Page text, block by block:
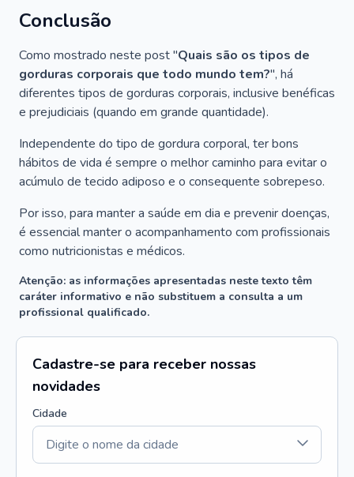
Conclusão
Como mostrado neste post "Quais são os tipos de
gorduras corporais que todo mundo tem?", há
diferentes tipos de gorduras corporais, inclusive benéficas
e prejudiciais (quando em grande quantidade).
Independente do tipo de gordura corporal, ter bons
hábitos de vida é sempre o melhor caminho para evitar o
acúmulo de tecido adiposo e o consequente sobrepeso.
Por isso, para manter a saúde em dia e prevenir doenças,
é essencial manter o acompanhamento com profissionais
como nutricionistas e médicos.
Atenção: as informações apresentadas neste texto têm
caráter informativo e não substituem a consulta a um
profissional qualificado.
Cadastre-se para receber nossas
novidades
Cidade